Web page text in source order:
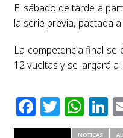
El sábado de tarde a
la serie previa, pactada
La competencia final se
12 vueltas y se largará a
NOTICAS